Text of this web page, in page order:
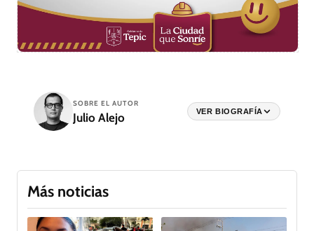
SOBRE EL AUTOR
Julio Alejo VER BIOGRAFÍA
Más noticias